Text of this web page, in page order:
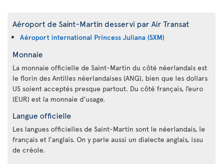
Aéroport de Saint-Martin desservi par Air Transat
Aéroport international Princess Juliana (SXM)
Monnaie
La monnaie officielle de Saint-Martin du côté néerlandais est
le florin des Antilles néerlandaises (ANG), bien que les dollars
US soient acceptés presque partout. Du côté français, l’euro
(EUR) est la monnaie d’usage.
Langue officielle
Les langues officielles de Saint-Martin sont le néerlandais, le
français et l’anglais. On y parle aussi un dialecte anglais, issu
de créole.